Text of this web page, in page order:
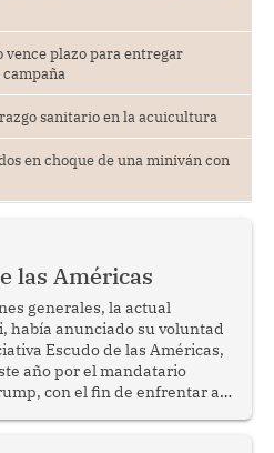
vence plazo para entregar
sanitario en la acuicultura
en choque de una miniván con
las Américas
generales, la actual
había anunciado su voluntad
Escudo de las Américas,
año por el mandatario
con el fin de enfrentar al